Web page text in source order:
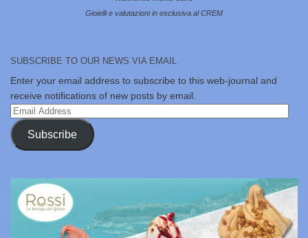
Gioielli e valutazioni in esclusiva al CREM
SUBSCRIBE TO OUR NEWS VIA EMAIL
Enter your email address to subscribe to this web-journal and
receive notifications of new posts by email.
Email
Address
Subscribe